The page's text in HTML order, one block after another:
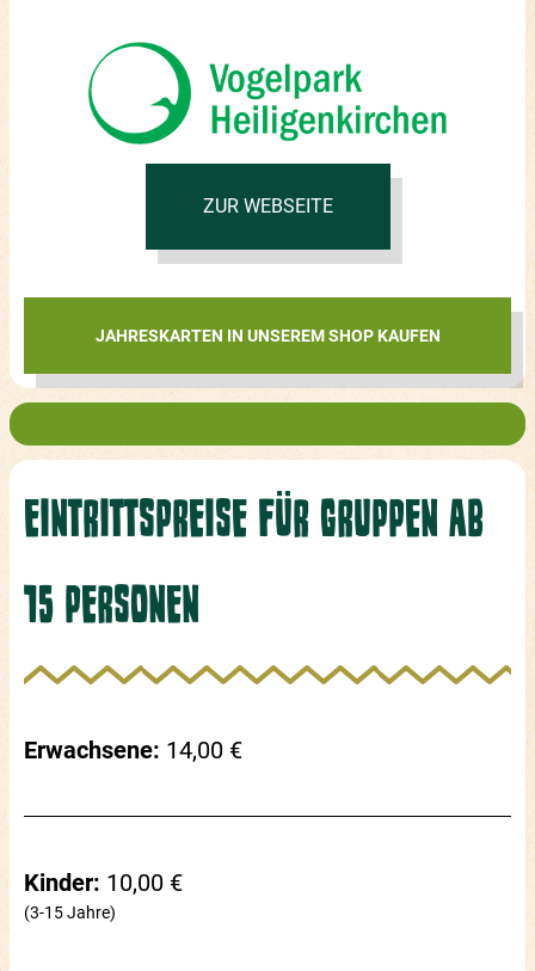
ZUR WEBSEITE
JAHRESKARTEN IN UNSEREM SHOP KAUFEN
EINTRITTSPREISE FÜR GRUPPEN AB
15 PERSONEN
Erwachsene: 14,00 €
Kinder: 10,00 €
(3-15 Jahre)